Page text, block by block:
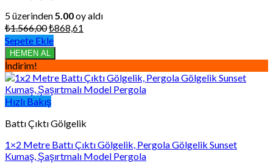
5 üzerinden 5.00oy aldı
₺1.566,00Orijinal
fiyat:
₺1.566,00.
₺868,61
₺868,61.
Sepete Ekle
HEMEN AL
İndirim!
Hızlı Bakış
Battı Çıktı Gölgelik
1×2 Metre Battı Çıktı Gölgelik, Pergola Gölgelik Sunset
Kumaş, Şaşırtmalı Model Pergola